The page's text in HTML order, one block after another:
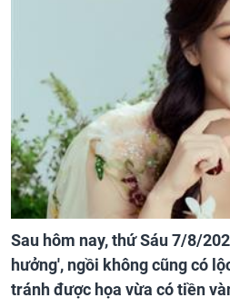
Sau hôm nay, thứ Sáu 7/8/
hưởng', ngồi không cũng có
tránh được họa vừa có tiền